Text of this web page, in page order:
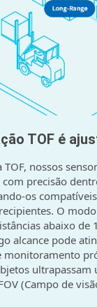
TOF é
nossos
precisão
os
O
abaixo de
alcance pode
monitoramento
ultrapassam
(Campo de